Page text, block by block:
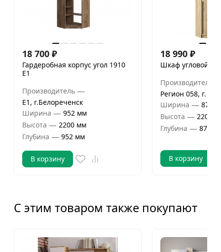
18 700 ₽
Гардеробная корпус угол 1910
Е1
Производитель —
Е1, г.Белореченск
Ширина — 952 мм
Высота — 2200 мм
Глубина — 952 мм
В корзину
18 990 ₽
Шкаф угловой
Производитель
Регион 058, г.
Ширина — 870
Высота — 2200
Глубина — 870
В корзину
С этим товаром также покупают